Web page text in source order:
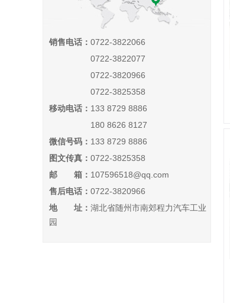
销售电话： 0722-3822066
0722-3822077
0722-3820966
0722-3825358
移动电话： 133 8729 8886
180 8626 8127
微信号码： 133 8729 8886
图文传真： 0722-3825358
邮 箱： 107596518@qq.com
售后电话： 0722-3820966
地 址： 湖北省随州市南郊程力汽车工业
园